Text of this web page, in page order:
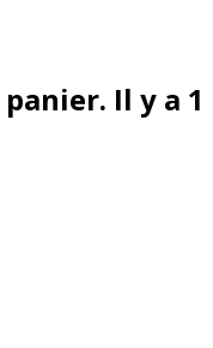
Il y a